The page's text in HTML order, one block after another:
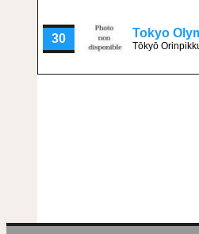
30 Tokyo
Tōkyō